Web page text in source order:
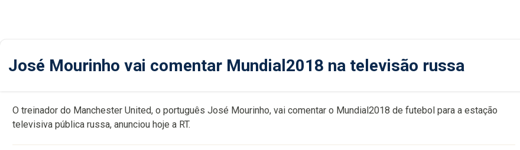
José Mourinho vai comentar Mundial2018 na televisão russa
O treinador do Manchester United, o português José Mourinho, vai comentar o Mundial2018 de futebol para a estação
televisiva pública russa, anunciou hoje a RT.